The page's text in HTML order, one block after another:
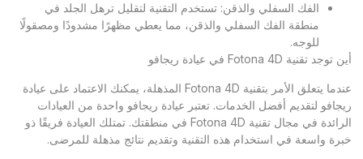
الفك السفلي والذقن: تستخدم التقنية لتقليل ترهل الجلد في
منطقة الفك السفلي والذقن، مما يعطي مظهرًا مشدودًا ومصقولًا
للوجه.
أين توجد تقنية Fotona 4D في عيادة ريجافو
عندما يتعلق الأمر بتقنية Fotona 4D المذهلة، يمكنك الاعتماد على عيادة
ريجافو لتقديم أفضل الخدمات. تعتبر عيادة ريجافو واحدة من العيادات
الرائدة في مجال تقنية Fotona 4D في منطقتك. تمتلك العيادة فريقًا ذو
خبرة واسعة في استخدام هذه التقنية وتقديم نتائج مذهلة للمرضى.